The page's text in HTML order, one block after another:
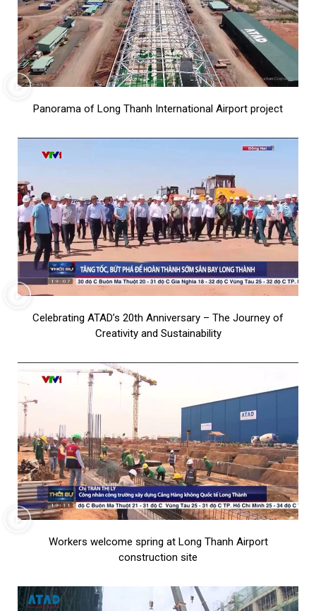
Panorama of Long Thanh International Airport project
Celebrating ATAD’s 20th Anniversary – The Journey of
Creativity and Sustainability
Workers welcome spring at Long Thanh Airport
construction site